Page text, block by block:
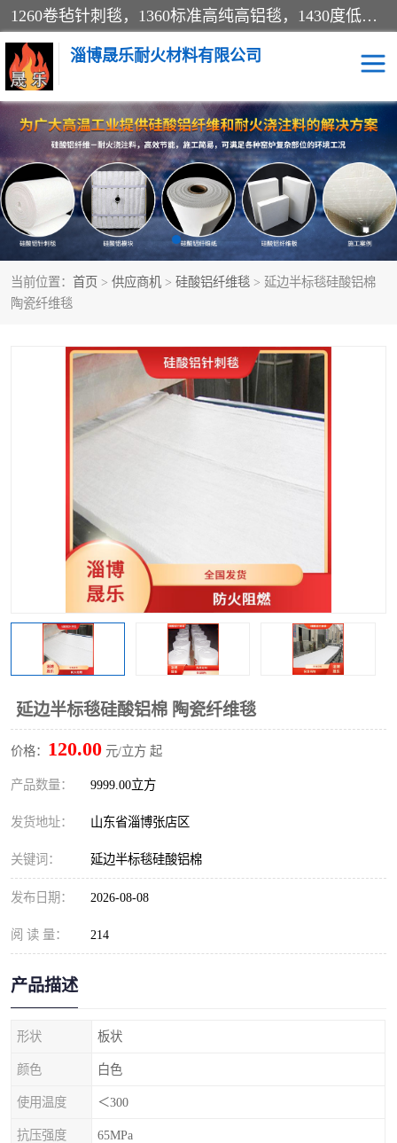
1260卷毡针刺毯，1360标准高纯高铝毯，1430度低锆锆铝含锆毯，普通挡渣棉卷毡，防火纸、挡火板、隔热垫片模块、棉块、折叠块、散棉高温固化剂价格规格密度多少钱图片视频立方平米参数指标
淄博晟乐耐火材料有限公司
当前位置： 首页 > 供应商机 > 硅酸铝纤维毯 > 延边半标毯硅酸铝棉
陶瓷纤维毯
延边半标毯硅酸铝棉 陶瓷纤维毯
价格： 120.00 元/立方 起
产品数量： 9999.00立方
发货地址： 山东省淄博张店区
关键词： 延边半标毯硅酸铝棉
发布日期： 2026-08-08
阅 读 量： 214
产品描述
形状 板状
颜色 白色
使用温度 ＜300
抗压强度 65MPa
硅酸铝挡渣棉 硅酸铝纤维纸
硅酸铝挡火板 高铝毯
含锆毯 硅酸铝折叠块
硅酸铝散棉 硅酸铝纤维毯
硅酸铝纤维毡 硅酸铝模块
硅酸铝保温棉 硅酸铝板